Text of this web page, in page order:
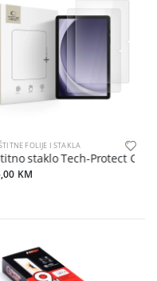
za Samsung S25 Ultra 2-
FOLIJE I STAKLA
staklo Tech-Protect
KM